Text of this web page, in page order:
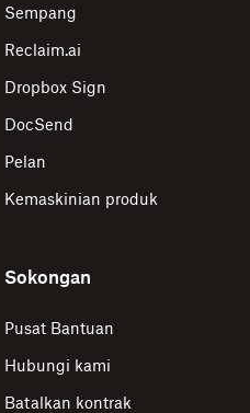
Sempang
Reclaim.ai
Dropbox Sign
DocSend
Pelan
Kemaskinian produk
Sokongan
Pusat Bantuan
Hubungi kami
Batalkan kontrak